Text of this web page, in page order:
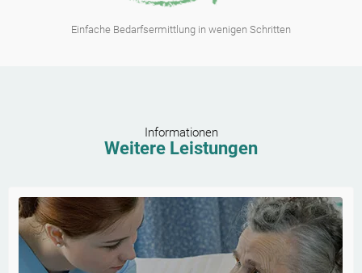
Einfache Bedarfsermittlung in wenigen Schritten
Informationen
Weitere Leistungen